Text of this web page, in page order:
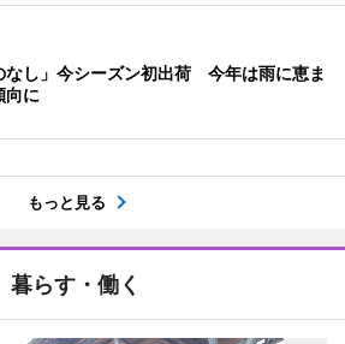
なし」今シーズン初出荷 今年は雨に恵ま
向に
もっと見る
暮らす・働く